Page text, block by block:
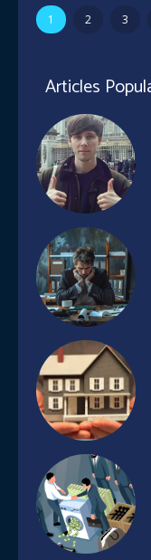
1 2 3
Articles